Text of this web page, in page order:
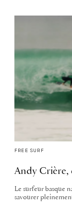
FREE SURF
Andy Crière,
Le surfeur basque
savourer